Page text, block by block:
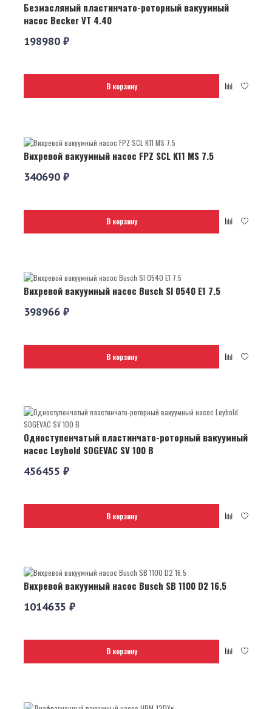
Безмасляный пластинчато-роторный вакуумный
насос Becker VT 4.40
198980 ₽
В корзину
Вихревой вакуумный насос FPZ SCL K11 MS 7.5
340690 ₽
В корзину
Вихревой вакуумный насос Busch SI 0540 E1 7.5
398966 ₽
В корзину
Одноступенчатый пластинчато-роторный вакуумный
насос Leybold SOGEVAC SV 100 B
456455 ₽
В корзину
Вихревой вакуумный насос Busch SB 1100 D2 16.5
1014635 ₽
В корзину